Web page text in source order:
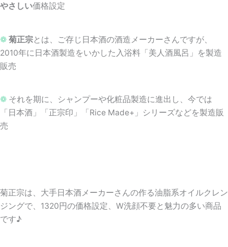
やさしい価格設定
❁ 菊正宗とは、ご存じ日本酒の酒造メーカーさんですが、
2010年に日本酒製造をいかした入浴料「美人酒風呂」を製造
販売
❁ それを期に、シャンプーや化粧品製造に進出し、今では
「日本酒」「正宗印」「Rice Made+」シリーズなどを製造販
売
菊正宗は、大手日本酒メーカーさんの作る油脂系オイルクレン
ジングで、1320円の価格設定、W洗顔不要と魅力の多い商品
です♪